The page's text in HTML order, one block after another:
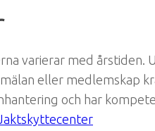
varierar med årstiden.
eller medlemskap
och har